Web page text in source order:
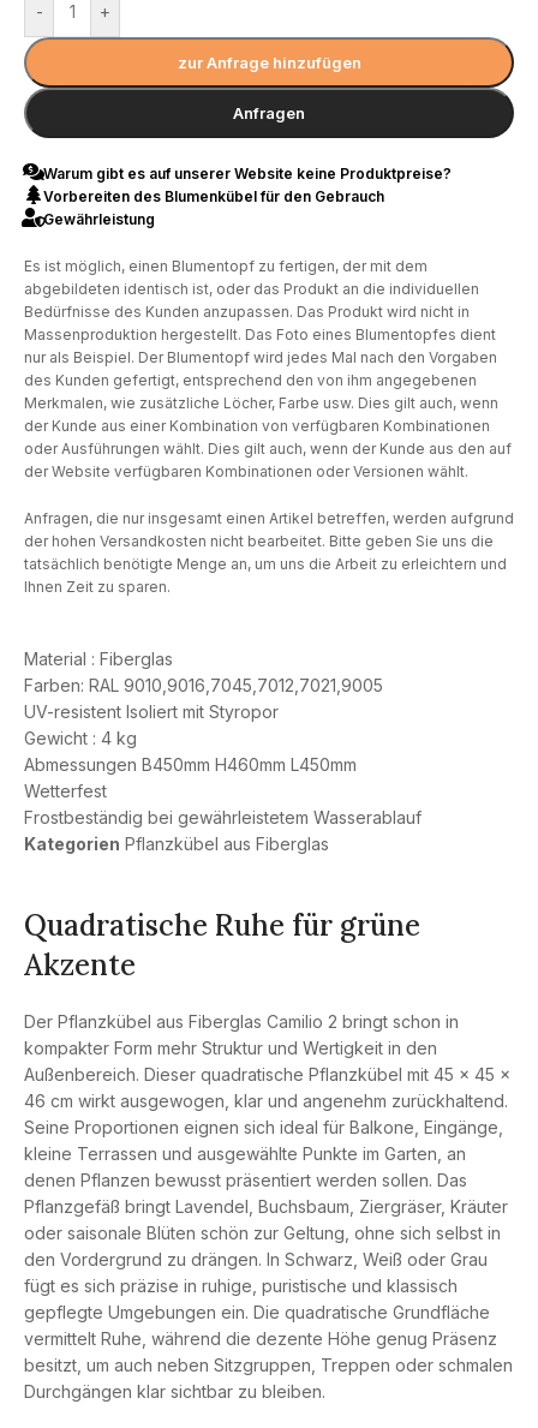
Material : Fiberglas
Farben: RAL 9010,9016,7045,7012,7021,9005
UV-resistent Isoliert mit Styropor
Gewicht : 4 kg
Abmessungen B450mm H460mm L450mm
Wetterfest
Frostbeständig bei gewährleistetem Wasserablauf
Kategorien Pflanzkübel aus Fiberglas
Quadratische Ruhe für grüne
Akzente
Der Pflanzkübel aus Fiberglas Camilio 2 bringt schon in
kompakter Form mehr Struktur und Wertigkeit in den
Außenbereich. Dieser quadratische Pflanzkübel mit 45 × 45 ×
46 cm wirkt ausgewogen, klar und angenehm zurückhaltend.
Seine Proportionen eignen sich ideal für Balkone, Eingänge,
kleine Terrassen und ausgewählte Punkte im Garten, an
denen Pflanzen bewusst präsentiert werden sollen. Das
Pflanzgefäß bringt Lavendel, Buchsbaum, Ziergräser, Kräuter
oder saisonale Blüten schön zur Geltung, ohne sich selbst in
den Vordergrund zu drängen. In Schwarz, Weiß oder Grau
fügt es sich präzise in ruhige, puristische und klassisch
gepflegte Umgebungen ein. Die quadratische Grundfläche
vermittelt Ruhe, während die dezente Höhe genug Präsenz
besitzt, um auch neben Sitzgruppen, Treppen oder schmalen
Durchgängen klar sichtbar zu bleiben.
- +
zur Anfrage hinzufügen
Anfragen
Warum gibt es auf unserer Website keine Produktpreise?
Vorbereiten des Blumenkübel für den Gebrauch
Gewährleistung
Es ist möglich, einen Blumentopf zu fertigen, der mit dem
abgebildeten identisch ist, oder das Produkt an die individuellen
Bedürfnisse des Kunden anzupassen. Das Produkt wird nicht in
Massenproduktion hergestellt. Das Foto eines Blumentopfes dient
nur als Beispiel. Der Blumentopf wird jedes Mal nach den Vorgaben
des Kunden gefertigt, entsprechend den von ihm angegebenen
Merkmalen, wie zusätzliche Löcher, Farbe usw. Dies gilt auch, wenn
der Kunde aus einer Kombination von verfügbaren Kombinationen
oder Ausführungen wählt. Dies gilt auch, wenn der Kunde aus den auf
der Website verfügbaren Kombinationen oder Versionen wählt.
Anfragen, die nur insgesamt einen Artikel betreffen, werden aufgrund
der hohen Versandkosten nicht bearbeitet. Bitte geben Sie uns die
tatsächlich benötigte Menge an, um uns die Arbeit zu erleichtern und
Ihnen Zeit zu sparen.